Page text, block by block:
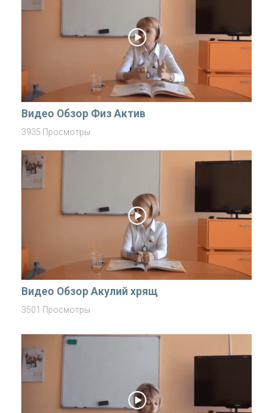
Видео Обзор Физ Актив
3935 Просмотры
Видео Обзор Акулий хрящ
3501 Просмотры